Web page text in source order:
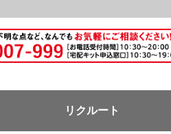
公式ページ
リクルート